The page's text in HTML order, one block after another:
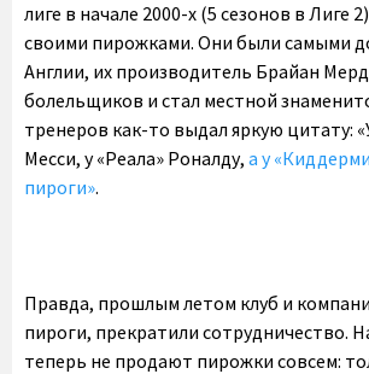
лиге в начале 2000-х (5 сезонов в Лиге
своими пирожками. Они были самыми
Англии, их производитель Брайан
болельщиков и стал местной
тренеров как-то выдал яркую цитату:
Месси, у «Реала» Роналду, а у
пироги».
Правда, прошлым летом клуб и
пироги, прекратили сотрудничество.
теперь не продают пирожки совсем: